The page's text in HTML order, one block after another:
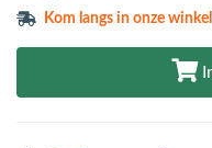
Kom langs inonze